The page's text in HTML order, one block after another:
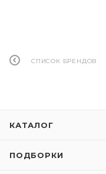
СПИСОК БРЕНДОВ
КАТАЛОГ
ПОДБОРКИ